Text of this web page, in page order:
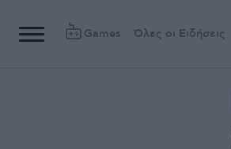
Games Όλες οι Ειδήσεις